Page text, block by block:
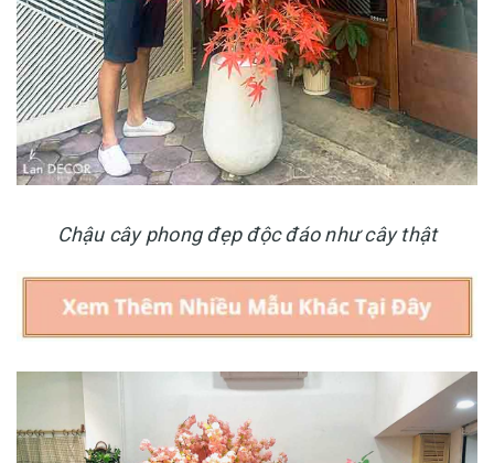
Chậu cây phong đẹp độc đáo như cây thật